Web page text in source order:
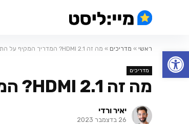
פתח סרגל נגישות
ראשי » מדריכים » מה זה HDMI 2.1? המדריך המקיף על התקן החדש
מדריכים
מה זה HDMI 2.1? המדריך המקיף על התקן החדש
יאיר ורדי
26 בדצמבר 2023